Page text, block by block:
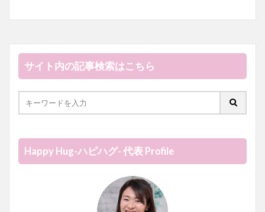
サイト内の記事検索はこちら
Happy Hug-ハピハグ- 代表 Profile